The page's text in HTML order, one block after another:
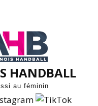
HANDBALL
au féminin